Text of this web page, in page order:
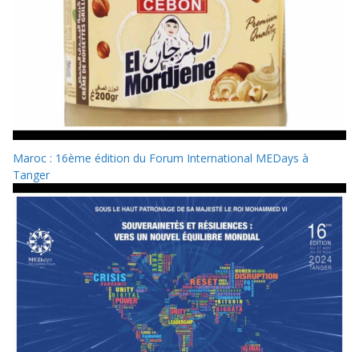
Maroc : 16ème édition du Forum International MEDays à
Tanger